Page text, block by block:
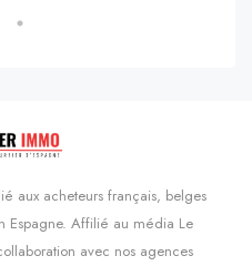
aux acheteurs français, belges
Espagne. Affilié au média Le
avec nos agences